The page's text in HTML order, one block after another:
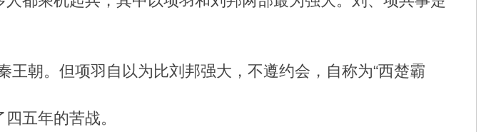
朝。但项羽自以为比刘邦强大，不遵约会，自称为“西楚霸
五年的苦战。